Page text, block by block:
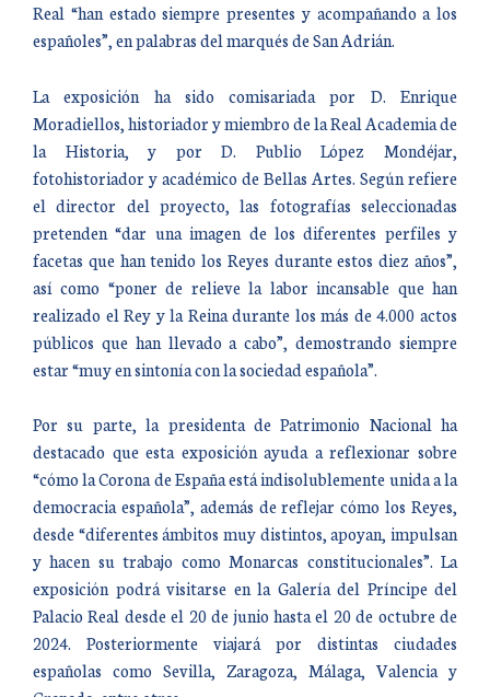
Real “han estado siempre presentes y acompañando a los
españoles”, en palabras del marqués de San Adrián.
La exposición ha sido comisariada por D. Enrique
Moradiellos, historiador y miembro de la Real Academia de
la Historia, y por D. Publio López Mondéjar,
fotohistoriador y académico de Bellas Artes. Según refiere
el director del proyecto, las fotografías seleccionadas
pretenden “dar una imagen de los diferentes perfiles y
facetas que han tenido los Reyes durante estos diez años”,
así como “poner de relieve la labor incansable que han
realizado el Rey y la Reina durante los más de 4.000 actos
públicos que han llevado a cabo”, demostrando siempre
estar “muy en sintonía con la sociedad española”.
Por su parte, la presidenta de Patrimonio Nacional ha
destacado que esta exposición ayuda a reflexionar sobre
“cómo la Corona de España está indisolublemente unida a la
democracia española”, además de reflejar cómo los Reyes,
desde “diferentes ámbitos muy distintos, apoyan, impulsan
y hacen su trabajo como Monarcas constitucionales”. La
exposición podrá visitarse en la Galería del Príncipe del
Palacio Real desde el 20 de junio hasta el 20 de octubre de
2024. Posteriormente viajará por distintas ciudades
españolas como Sevilla, Zaragoza, Málaga, Valencia y